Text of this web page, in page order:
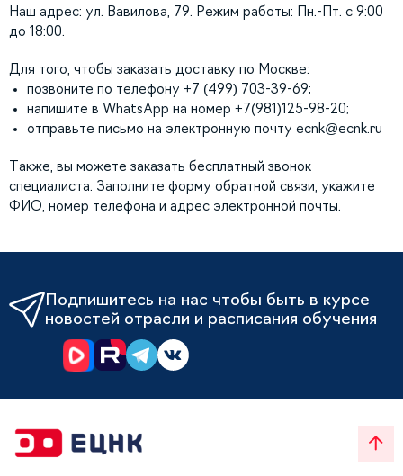
Наш адрес: ул. Вавилова, 79. Режим работы: Пн.-Пт. с 9:00
до 18:00.
Для того, чтобы заказать доставку по Москве:
позвоните по телефону +7 (499) 703-39-69;
напишите в WhatsApp на номер +7(981)125-98-20;
отправьте письмо на электронную почту ecnk@ecnk.ru
Также, вы можете заказать бесплатный звонок
специалиста. Заполните форму обратной связи, укажите
ФИО, номер телефона и адрес электронной почты.
Подпишитесь на нас чтобы быть в курсе
новостей отрасли и расписания обучения